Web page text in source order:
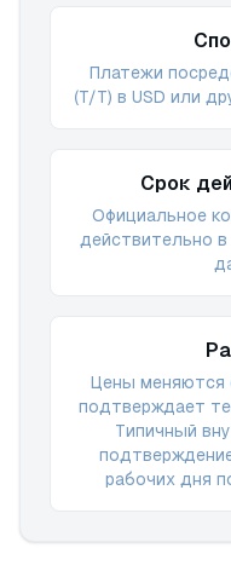
Платежи
(T/T) в USD или
Срок
Официальное
действительно
Цены меняются
подтверждает
Типичный
рабочих дня